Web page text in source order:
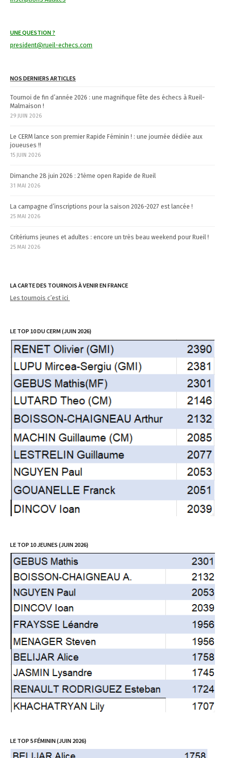
UNE QUESTION ?
president@rueil-echecs.com
NOS DERNIERS ARTICLES
Tournoi de fin d’année 2026 : une magnifique fête des échecs à Rueil-
Malmaison !
29 JUIN 2026
Le CERM lance son premier Rapide Féminin ! : une journée dédiée aux
joueuses !!
15 JUIN 2026
Dimanche 28 juin 2026 : 21ème open Rapide de Rueil
31 MAI 2026
La campagne d’inscriptions pour la saison 2026-2027 est lancée !
25 MAI 2026
Critériums jeunes et adultes : encore un très beau weekend pour Rueil !
25 MAI 2026
LA CARTE DES TOURNOIS À VENIR EN FRANCE
Les tournois c’est ici
LE TOP 10 DU CERM (JUIN 2026)
LE TOP 10 JEUNES (JUIN 2026)
LE TOP 5 FÉMININ (JUIN 2026)